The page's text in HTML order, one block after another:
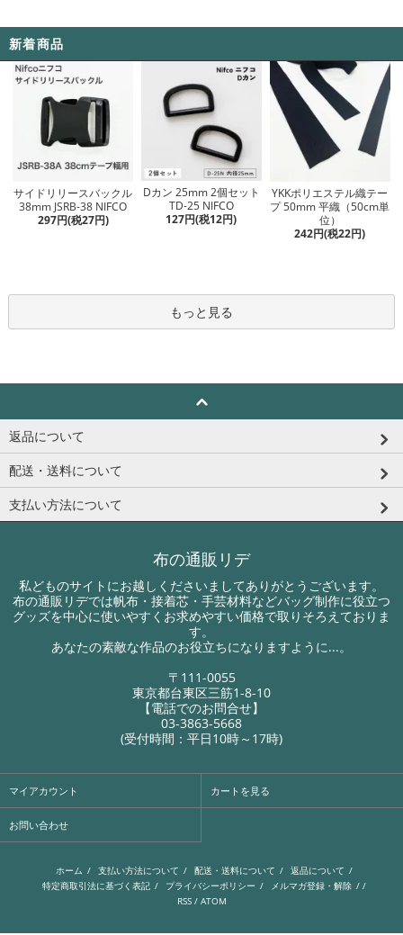
新着商品
サイドリリースバックル
38mm JSRB-38 NIFCO
297円(税27円)
Dカン 25mm 2個セット
TD-25 NIFCO
127円(税12円)
YKKポリエステル織テー
プ 50mm 平織（50cm単
位）
242円(税22円)
もっと見る
返品について
配送・送料について
支払い方法について
布の通販リデ
私どものサイトにお越しくださいましてありがとうございます。
布の通販リデでは帆布・接着芯・手芸材料などバッグ制作に役立つ
グッズを中心に使いやすくお求めやすい価格で取りそろえておりま
す。
あなたの素敵な作品のお役立ちになりますように...。
〒111-0055
東京都台東区三筋1-8-10
【電話でのお問合せ】
03-3863-5668
(受付時間：平日10時～17時)
マイアカウント カートを見る
お問い合わせ
ホーム / 支払い方法について / 配送・送料について / 返品について /
特定商取引法に基づく表記 / プライバシーポリシー / メルマガ登録・解除 / /
RSS/ ATOM